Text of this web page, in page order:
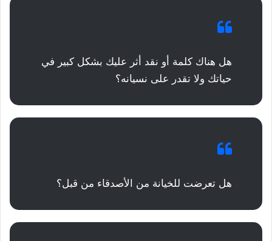
هل هناك كلمة أو نقد أثر عليك بشكل كبير في
حياتك ولا تقدر على نسيانه؟
هل تعرضت للخيانة من الأصدقاء من قبل؟